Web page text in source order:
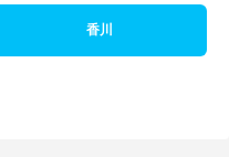
香川